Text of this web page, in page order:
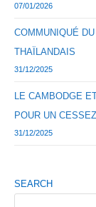
07/01/2026
COMMUNIQUÉ
THAÏLANDAIS
31/12/2025
LE CAMBODGE
POUR UN
31/12/2025
SEARCH